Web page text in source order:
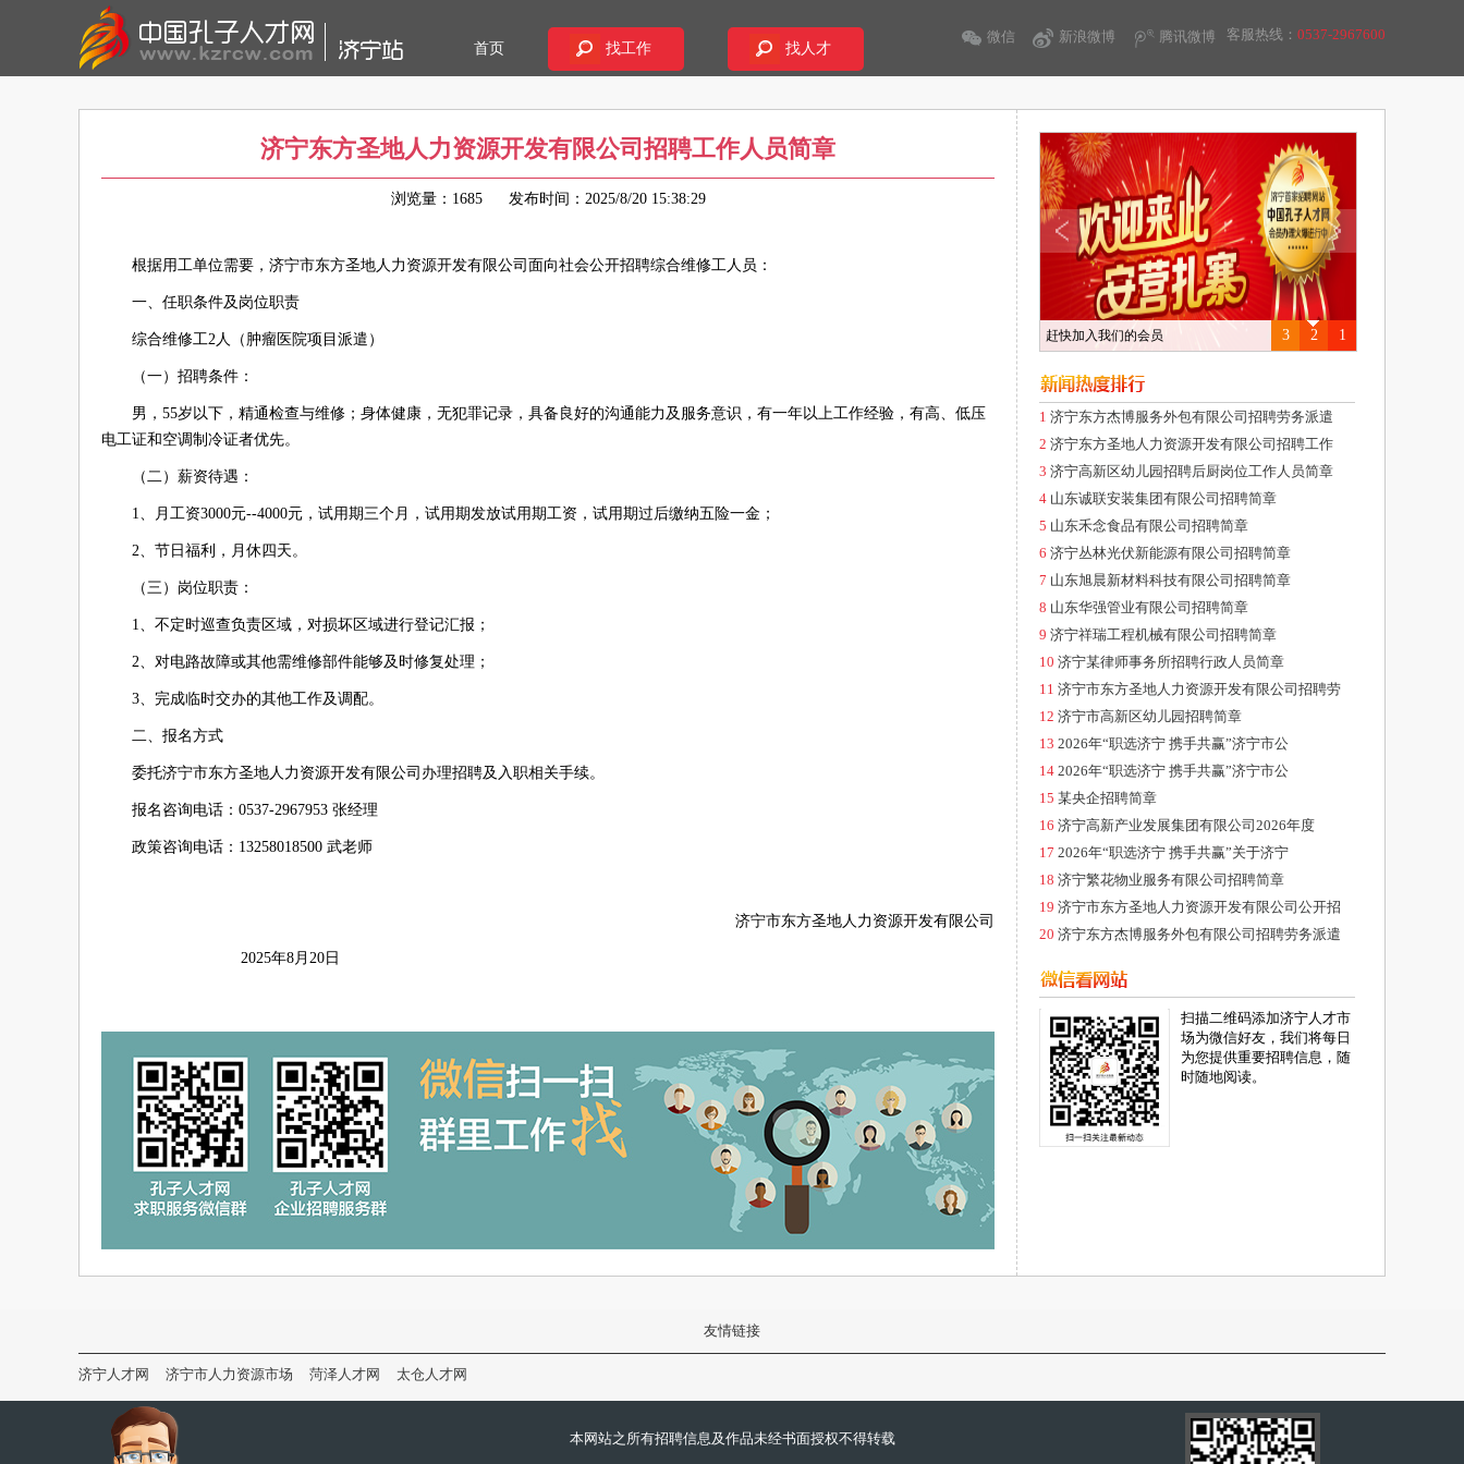
首页 找工作 找人才
客服热线： 0537-2967600
腾讯微博
新浪微博
微信
济宁东方圣地人力资源开发有限公司招聘工作人员简章
浏览量：1685 发布时间：2025/8/20 15:38:29
根据用工单位需要，济宁市东方圣地人力资源开发有限公司面向社会公开招聘综合维修工人员：
一、任职条件及岗位职责
综合维修工2人（肿瘤医院项目派遣）
（一）招聘条件：
男，55岁以下，精通检查与维修；身体健康，无犯罪记录，具备良好的沟通能力及服务意识，有一年以上工作经验，有高、低压
电工证和空调制冷证者优先。
（二）薪资待遇：
1、月工资3000元--4000元，试用期三个月，试用期发放试用期工资，试用期过后缴纳五险一金；
2、节日福利，月休四天。
（三）岗位职责：
1、不定时巡查负责区域，对损坏区域进行登记汇报；
2、对电路故障或其他需维修部件能够及时修复处理；
3、完成临时交办的其他工作及调配。
二、报名方式
委托济宁市东方圣地人力资源开发有限公司办理招聘及入职相关手续。
报名咨询电话：0537-2967953 张经理
政策咨询电话：13258018500 武老师
济宁市东方圣地人力资源开发有限公司
2025年8月20日
1
2
3
赶快加入我们的会员
1 济宁东方杰博服务外包有限公司招聘劳务派遣
2 济宁东方圣地人力资源开发有限公司招聘工作
3 济宁高新区幼儿园招聘后厨岗位工作人员简章
4 山东诚联安装集团有限公司招聘简章
5 山东禾念食品有限公司招聘简章
6 济宁丛林光伏新能源有限公司招聘简章
7 山东旭晨新材料科技有限公司招聘简章
8 山东华强管业有限公司招聘简章
9 济宁祥瑞工程机械有限公司招聘简章
10 济宁某律师事务所招聘行政人员简章
11 济宁市东方圣地人力资源开发有限公司招聘劳
12 济宁市高新区幼儿园招聘简章
13 2026年“职选济宁 携手共赢”济宁市公
14 2026年“职选济宁 携手共赢”济宁市公
15 某央企招聘简章
16 济宁高新产业发展集团有限公司2026年度
17 2026年“职选济宁 携手共赢”关于济宁
18 济宁繁花物业服务有限公司招聘简章
19 济宁市东方圣地人力资源开发有限公司公开招
20 济宁东方杰博服务外包有限公司招聘劳务派遣
扫描二维码添加济宁人才市
场为微信好友，我们将每日
为您提供重要招聘信息，随
时随地阅读。
友情链接
济宁人才网 济宁市人力资源市场 菏泽人才网 太仓人才网
本网站之所有招聘信息及作品未经书面授权不得转载